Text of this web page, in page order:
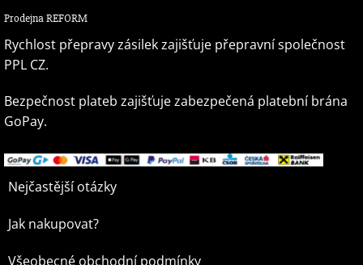
Prodejna REFORM
Rychlost přepravy zásilek zajišťuje přepravní společnost
PPL CZ.
Bezpečnost plateb zajišťuje zabezpečená platební brána
GoPay.
Nejčastější otázky
Jak nakupovat?
Všeobecné obchodní podmínky